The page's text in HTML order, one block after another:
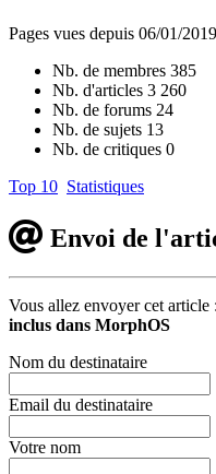
Pages vues depuis 06/01/
Nb. de membres 385
Nb. d'articles 3 260
Nb. de forums 24
Nb. de sujets 13
Nb. de critiques 0
Top 10 Statistiques
Envoi de
Vous allez envoyer cet article :
inclus dans MorphOS
Nom du destinataire
Email du destinataire
Votre nom